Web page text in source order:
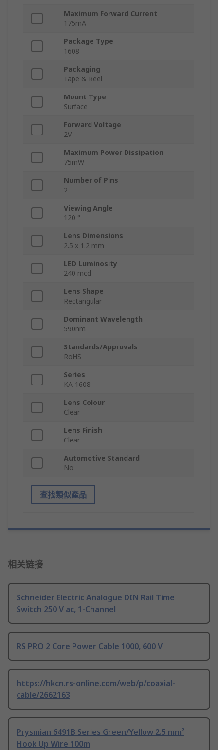
Maximum Forward Current
175mA
Package Type
1608
Packaging
Tape & Reel
Mount Type
Surface
Forward Voltage
2V
Maximum Power Dissipation
75mW
Number of Pins
2
Viewing Angle
120 °
Lens Dimensions
2.5 x 1.2 mm
LED Luminosity
240 mcd
Lens Shape
Rectangular
Dominant Wavelength
590nm
Standards/Approvals
RoHS
Series
KA-1608
Lens Colour
Clear
Lens Finish
Clear
Automotive Standard
No
查找類似產品
相关链接
Schneider Electric Analogue DIN Rail Time
Switch 250 V ac, 1-Channel
RS PRO 2 Core Power Cable 1000, 600 V
https://hkcn.rs-online.com/web/p/coaxial-
cable/2662163
Prysmian 6491B Series Green/Yellow 2.5 mm²
Hook Up Wire 100m